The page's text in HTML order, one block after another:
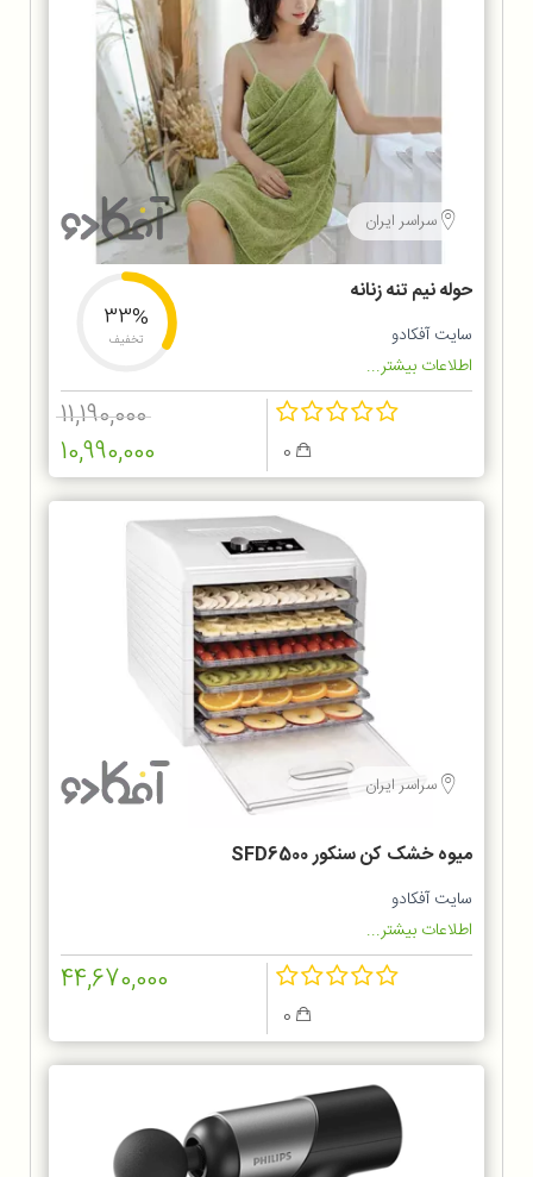
سراسر ایران
حوله نیم تنه زنانه
سایت آفکادو
اطلاعات بیشتر...
33%
تخفیف
11,190,000
10,990,000
سراسر ایران
میوه خشک کن سنکور SFD6500
سایت آفکادو
اطلاعات بیشتر...
44,670,000